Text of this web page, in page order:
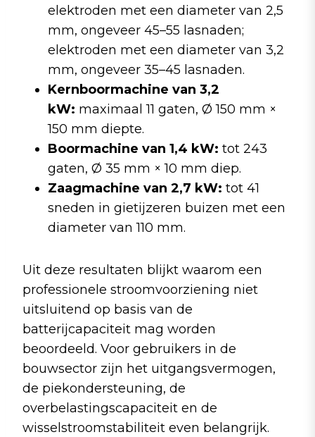
elektroden met een diameter van 2,5
mm, ongeveer 45–55 lasnaden;
elektroden met een diameter van 3,2
mm, ongeveer 35–45 lasnaden.
Kernboormachine van 3,2
kW: maximaal 11 gaten, Ø 150 mm ×
150 mm diepte.
Boormachine van 1,4 kW: tot 243
gaten, Ø 35 mm × 10 mm diep.
Zaagmachine van 2,7 kW: tot 41
sneden in gietijzeren buizen met een
diameter van 110 mm.
Uit deze resultaten blijkt waarom een
professionele stroomvoorziening niet
uitsluitend op basis van de
batterijcapaciteit mag worden
beoordeeld. Voor gebruikers in de
bouwsector zijn het uitgangsvermogen,
de piekondersteuning, de
overbelastingscapaciteit en de
wisselstroomstabiliteit even belangrijk.